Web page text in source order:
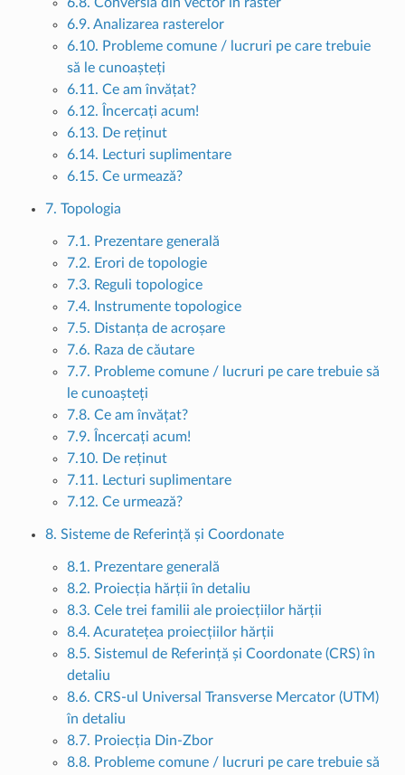
6.9. Analizarea rasterelor
6.10. Probleme comune / lucruri pe care trebuie
să le cunoașteți
6.11. Ce am învățat?
6.12. Încercați acum!
6.13. De reținut
6.14. Lecturi suplimentare
6.15. Ce urmează?
7. Topologia
7.1. Prezentare generală
7.2. Erori de topologie
7.3. Reguli topologice
7.4. Instrumente topologice
7.5. Distanța de acroșare
7.6. Raza de căutare
7.7. Probleme comune / lucruri pe care trebuie să
le cunoașteți
7.8. Ce am învățat?
7.9. Încercați acum!
7.10. De reținut
7.11. Lecturi suplimentare
7.12. Ce urmează?
8. Sisteme de Referință și Coordonate
8.1. Prezentare generală
8.2. Proiecția hărții în detaliu
8.3. Cele trei familii ale proiecțiilor hărții
8.4. Acuratețea proiecțiilor hărții
8.5. Sistemul de Referință și Coordonate (CRS) în
detaliu
8.6. CRS-ul Universal Transverse Mercator (UTM)
în detaliu
8.7. Proiecția Din-Zbor
8.8. Probleme comune / lucruri pe care trebuie să